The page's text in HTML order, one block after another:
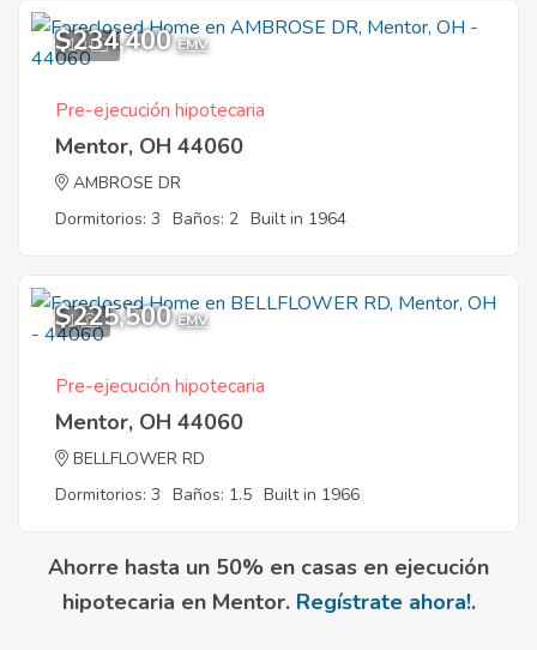
10
$234,400 EMV
Pre-ejecución hipotecaria
Mentor, OH 44060
AMBROSE DR
Dormitorios: 3 Baños: 2 Built in 1964
1
$225,500 EMV
Pre-ejecución hipotecaria
Mentor, OH 44060
BELLFLOWER RD
Dormitorios: 3 Baños: 1.5 Built in 1966
Ahorre hasta un 50% en casas en ejecución
hipotecaria en Mentor. Regístrate ahora!.